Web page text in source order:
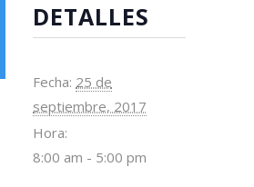
DETALLES
Fecha: 25 de
septiembre, 2017
Hora:
8:00 am - 5:00 pm